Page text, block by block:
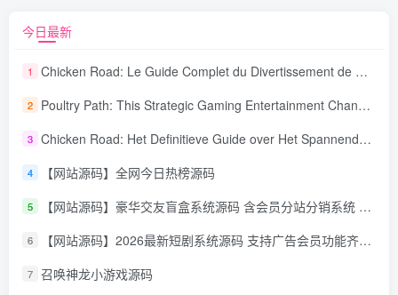
今日最新
1 Chicken Road: Le Guide Complet du Divertissement de Maison de Jeu Stratégique
2 Poultry Path: This Strategic Gaming Entertainment Changing Sequence Forecasting
3 Chicken Road: Het Definitieve Guide over Het Spannende Gokspel
4 【网站源码】全网今日热榜源码
5 【网站源码】豪华交友盲盒系统源码 含会员分站分销系统 可易支付
6 【网站源码】2026最新短剧系统源码 支持广告会员功能齐全短剧源码
7 召唤神龙小游戏源码